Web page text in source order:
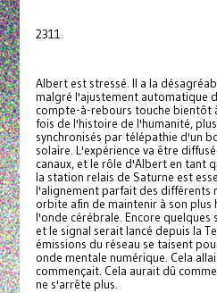
2311.
Albert est stressé. Il a la
malgré l'ajustement automatique
compte-à-rebours touche bientôt
fois de l'histoire de l'humanité,
synchronisés par télépathie d'un
solaire. L'expérience va être
canaux, et le rôle d'Albert en tant
la station relais de Saturne est
l'alignement parfait des différents
orbite afin de maintenir à son plus
l'onde cérébrale. Encore quelques
et le signal serait lancé depuis la
émissions du réseau se taisent
onde mentale numérique. Cela
commençait. Cela aurait dû
ne s'arrête plus.